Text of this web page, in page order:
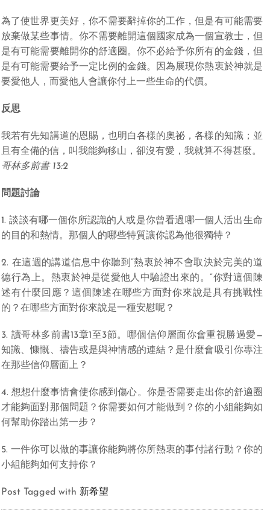
為了使世界更美好，你不需要辭掉你的工作，但是有可能需要
放棄做某些事情。你不需要離開這個國家成為一個宣教士，但
是有可能需要離開你的舒適圈。你不必給予你所有的金錢，但
是有可能需要給予一定比例的金錢。因為展現你熱衷於神就是
要愛他人，而愛他人會讓你付上一些生命的代價。
反思
我若有先知講道的恩賜，也明白各樣的奧祕，各樣的知識；並
且有全備的信，叫我能夠移山，卻沒有愛，我就算不得甚麼。
哥林多前書 13:2
問題討論
1. 談談有哪一個你所認識的人或是你曾看過哪一個人活出生命
的目的和熱情。那個人的哪些特質讓你認為他很獨特？
2. 在這週的講道信息中你聽到“熱衷於神不會取決於完美的道
德行為上。熱衷於神是從愛他人中驗證出來的。”你對這個陳
述有什麼回應？這個陳述在哪些方面對你來說是具有挑戰性
的？在哪些方面對你來說是一種安慰呢？
3. 讀哥林多前書13章1至3節。哪個信仰層面你會重視勝過愛—
知識、慷慨、禱告或是與神情感的連結？是什麼會吸引你專注
在那些信仰層面上？
4. 想想什麼事情會使你感到傷心。你是否需要走出你的舒適圈
才能夠面對那個問題？你需要如何才能做到？你的小組能夠如
何幫助你踏出第一步？
5. 一件你可以做的事讓你能夠將你所熱衷的事付諸行動？你的
小組能夠如何支持你？
Post Tagged with 新希望